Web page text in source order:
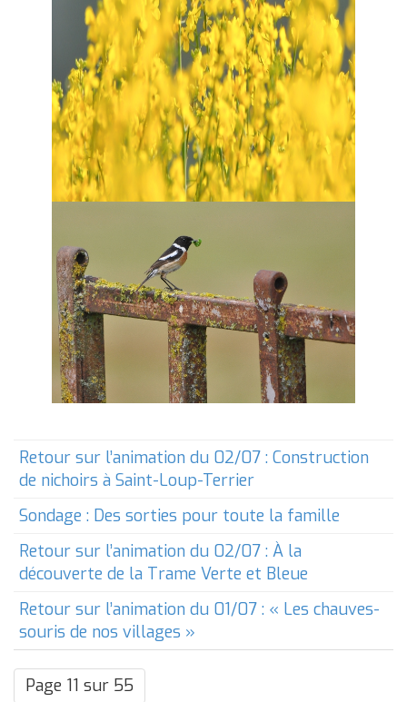
Retour sur l’animation du 02/07 : Construction
de nichoirs à Saint-Loup-Terrier
Sondage : Des sorties pour toute la famille
Retour sur l’animation du 02/07 : À la
découverte de la Trame Verte et Bleue
Retour sur l’animation du 01/07 : « Les chauves-
souris de nos villages »
Page 11 sur 55